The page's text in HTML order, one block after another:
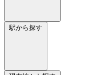
駅から探す